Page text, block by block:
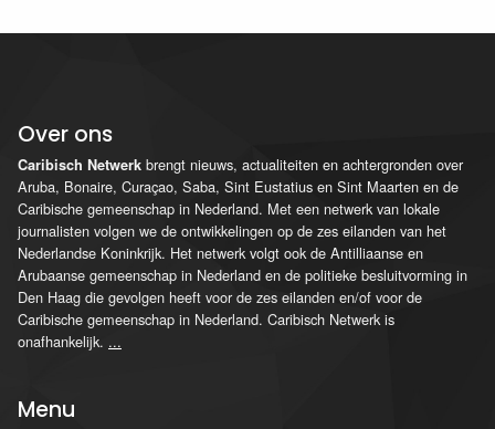
Over ons
Caribisch Netwerk brengt nieuws, actualiteiten en achtergronden over
Aruba, Bonaire, Curaçao, Saba, Sint Eustatius en Sint Maarten en de
Caribische gemeenschap in Nederland. Met een netwerk van lokale
journalisten volgen we de ontwikkelingen op de zes eilanden van het
Nederlandse Koninkrijk. Het netwerk volgt ook de Antilliaanse en
Arubaanse gemeenschap in Nederland en de politieke besluitvorming in
Den Haag die gevolgen heeft voor de zes eilanden en/of voor de
Caribische gemeenschap in Nederland. Caribisch Netwerk is
onafhankelijk. ...
Menu